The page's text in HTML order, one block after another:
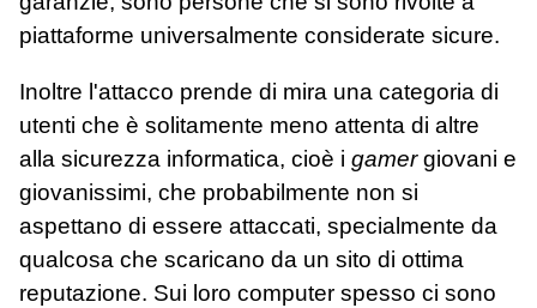
piattaforme universalmente considerate sicure.
Inoltre l'attacco prende di mira una categoria di
utenti che è solitamente meno attenta di altre
alla sicurezza informatica, cioè i gamergiovani e
giovanissimi, che probabilmente non si
aspettano di essere attaccati, specialmente da
qualcosa che scaricano da un sito di ottima
reputazione. Sui loro computer spesso ci sono